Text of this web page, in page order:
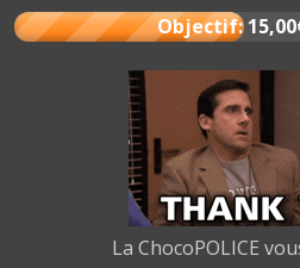
Objectif:
La ChocoPOLICE